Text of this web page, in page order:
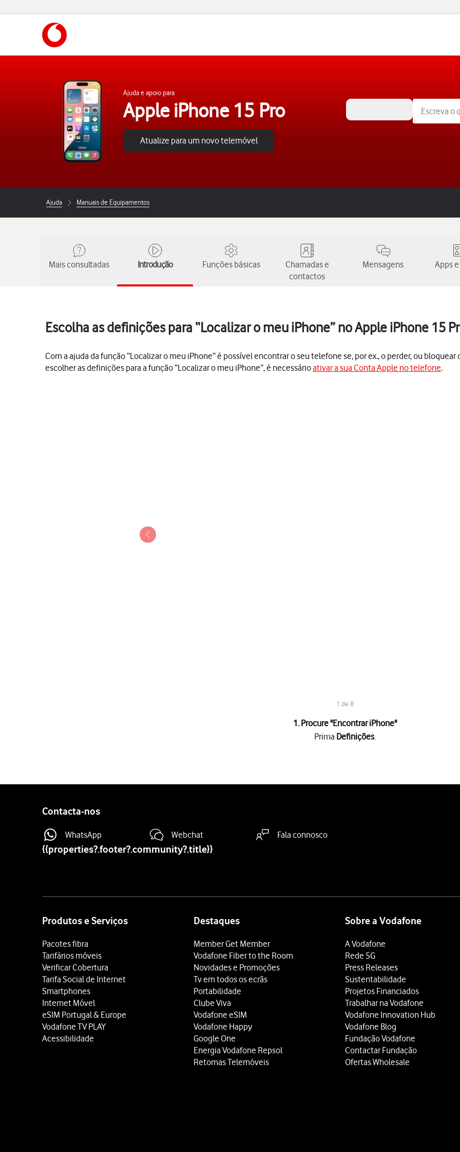
Ajuda e apoio para
Apple iPhone 15 Pro
Atualize para um novo telemóvel
Ajuda Manuais de Equipamentos
Mais consultadas Introdução Funções básicas
Chamadas e
contactos
Mensagens Apps
Escolha as definições para “Localizar o meu iPhone” no Apple iPhone 15
Com a ajuda da função “Localizar o meu iPhone” é possível encontrar o seu telefone se, por ex., o perder, ou
escolher as definições para a função “Localizar o meu iPhone”, é necessárioativar a sua Conta Apple no telefone.
1 de 8
1. Procure "Encontrar iPhone"
Prima Definições.
Se ativar a função, o telefone poderá utilizar outros dispositivos Apple próximos para
Primao indicador junto a "Enviar última localização"
Se ativar a função, o telefone poderá enviar regularmente a sua localização atual para a
Contacta-nos
WhatsApp Webchat Fala connosco
{{properties?.footer?.community?.title}}
Produtos e Serviços
Pacotes fibra
Tarifários móveis
Verificar Cobertura
Tarifa Social de Internet
Smartphones
Internet Móvel
eSIM Portugal & Europe
Vodafone TV PLAY
Acessibilidade
Destaques
Member Get Member
Vodafone Fiber to the Room
Novidades e Promoções
Tv em todos os ecrãs
Portabilidade
Clube Viva
Vodafone eSIM
Vodafone Happy
Google One
Energia Vodafone Repsol
Retomas Telemóveis
Sobre a Vodafone
A Vodafone
Rede 5G
Press Releases
Sustentabilidade
Projetos Financiados
Trabalhar na Vodafone
Vodafone Innovation Hub
Vodafone Blog
Fundação Vodafone
Contactar Fundação
Ofertas Wholesale